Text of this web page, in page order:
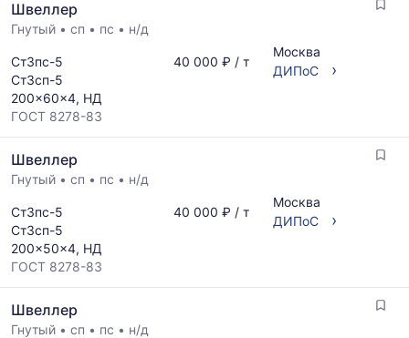
обновления
прайс-
Швеллер
Гнутый • сп • пс • н/д
Ст3пс-5
Ст3сп-5
200x60x4, НД
ГОСТ 8278-83
40 000 ₽ / т
Москва
ДИПоС
›
Швеллер
Гнутый • сп • пс • н/д
Ст3пс-5
Ст3сп-5
200x50x4, НД
ГОСТ 8278-83
40 000 ₽ / т
Москва
ДИПоС
›
Швеллер
Гнутый • сп • пс • н/д